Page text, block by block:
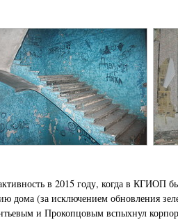
в 2015 году, когда в КГИОП
дома (за исключением обновления
и Прокопцовым вспыхнул